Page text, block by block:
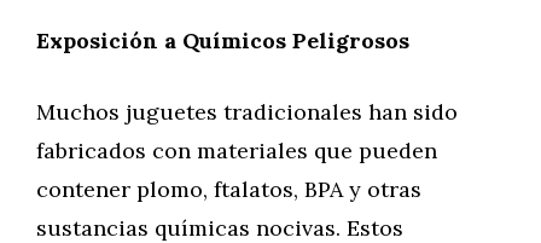
Exposición a Químicos Peligrosos
Muchos juguetes tradicionales han sido
fabricados con materiales que pueden
contener plomo, ftalatos, BPA y otras
sustancias químicas nocivas. Estos